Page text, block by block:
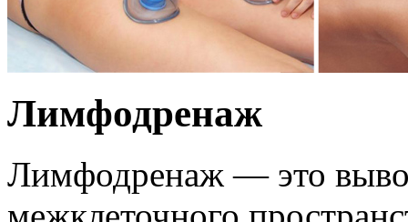
Лимфодренаж
Лимфодренаж — это